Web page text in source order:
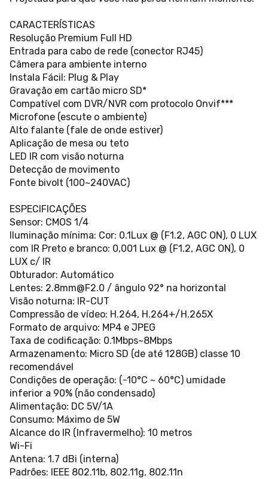
CARACTERÍSTICAS
Resolução Premium Full HD
Entrada para cabo de rede (conector RJ45)
Câmera para ambiente interno
Instala Fácil: Plug & Play
Gravação em cartão micro SD*
Compatível com DVR/NVR com protocolo Onvif***
Microfone (escute o ambiente)
Alto falante (fale de onde estiver)
Aplicação de mesa ou teto
LED IR com visão noturna
Detecção de movimento
Fonte bivolt (100~240VAC)
ESPECIFICAÇÕES
Sensor: CMOS 1/4
Iluminação mínima: Cor: 0.1Lux @ (F1.2, AGC ON), 0 LUX
com IR Preto e branco: 0,001 Lux @ (F1.2, AGC ON), 0
LUX c/ IR
Obturador: Automático
Lentes: 2.8mm@F2.0 / ângulo 92° na horizontal
Visão noturna: IR-CUT
Compressão de vídeo: H.264, H.264+/H.265X
Formato de arquivo: MP4 e JPEG
Taxa de codificação: 0.1Mbps~8Mbps
Armazenamento: Micro SD (de até 128GB) classe 10
recomendável
Condições de operação: (-10°C ~ 60°C) umidade
inferior a 90% (não condensado)
Alimentação: DC 5V/1A
Consumo: Máximo de 5W
Alcance do IR (Infravermelho): 10 metros
Wi-Fi
Antena: 1.7 dBi (interna)
Padrões: IEEE 802.11b, 802.11g, 802.11n